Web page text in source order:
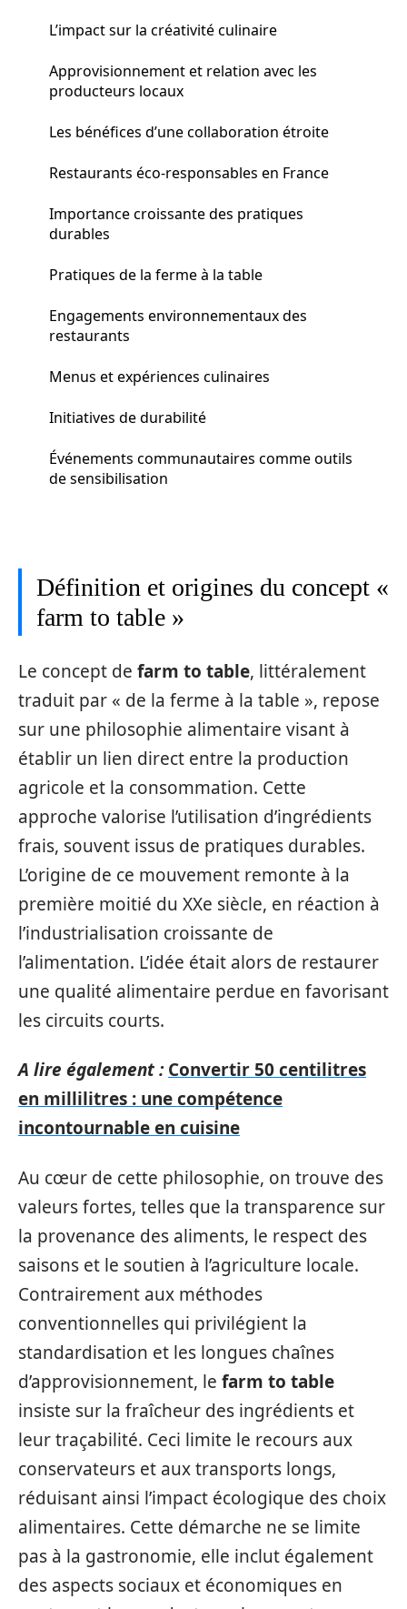
L’impact sur la créativité culinaire
Approvisionnement et relation avec les
producteurs locaux
Les bénéfices d’une collaboration étroite
Restaurants éco-responsables en France
Importance croissante des pratiques
durables
Pratiques de la ferme à la table
Engagements environnementaux des
restaurants
Menus et expériences culinaires
Initiatives de durabilité
Événements communautaires comme outils
de sensibilisation
Définition et origines du concept «
farm to table »
Le concept de farm to table, littéralement
traduit par « de la ferme à la table », repose
sur une philosophie alimentaire visant à
établir un lien direct entre la production
agricole et la consommation. Cette
approche valorise l’utilisation d’ingrédients
frais, souvent issus de pratiques durables.
L’origine de ce mouvement remonte à la
première moitié du XXe siècle, en réaction à
l’industrialisation croissante de
l’alimentation. L’idée était alors de restaurer
une qualité alimentaire perdue en favorisant
les circuits courts.
A lire également : Convertir 50 centilitres
en millilitres : une compétence
incontournable en cuisine
Au cœur de cette philosophie, on trouve des
valeurs fortes, telles que la transparence sur
la provenance des aliments, le respect des
saisons et le soutien à l’agriculture locale.
Contrairement aux méthodes
conventionnelles qui privilégient la
standardisation et les longues chaînes
d’approvisionnement, le farm to table
insiste sur la fraîcheur des ingrédients et
leur traçabilité. Ceci limite le recours aux
conservateurs et aux transports longs,
réduisant ainsi l’impact écologique des choix
alimentaires. Cette démarche ne se limite
pas à la gastronomie, elle inclut également
des aspects sociaux et économiques en